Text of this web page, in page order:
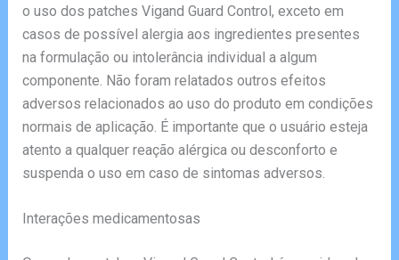
o uso dos patches Vigand Guard Control, exceto em
casos de possível alergia aos ingredientes presentes
na formulação ou intolerância individual a algum
componente. Não foram relatados outros efeitos
adversos relacionados ao uso do produto em condições
normais de aplicação. É importante que o usuário esteja
atento a qualquer reação alérgica ou desconforto e
suspenda o uso em caso de sintomas adversos.
Interações medicamentosas